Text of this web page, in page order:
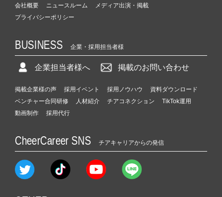
会社概要 ニュースルーム
メディア出演・掲載
プライバシーポリシー
BUSINESS 企業・採用担当者様
企業担当者様へ 掲載のお問い合わせ
掲載企業様の声 採用イベント 採用ノウハウ
資料ダウンロード
ベンチャー合同研修
人材紹介 チアコネクション
TikTok運用
動画制作
採用代行
CheerCareer SNS チアキャリアからの発信